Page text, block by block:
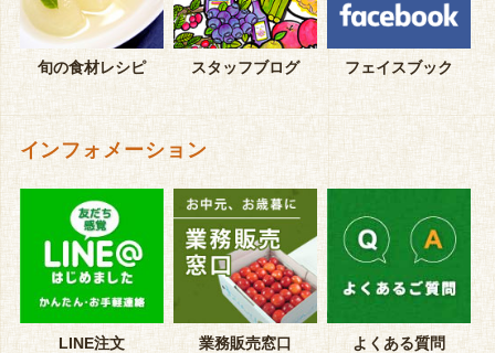
旬の食材レシピ スタッフブログ フェイスブック
インフォメーション
LINE注文 業務販売窓口 よくある質問